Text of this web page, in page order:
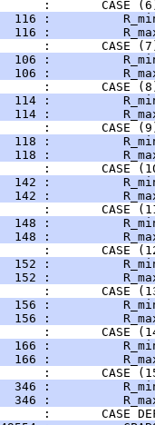
:       CASE
116 :
116 :
:       CASE
106 :
106 :
:       CASE
114 :
114 :
:       CASE
118 :
118 :
:       CASE
142 :
142 :
:       CASE
148 :
148 :
:       CASE
152 :
152 :
:       CASE
156 :
156 :
:       CASE
166 :
166 :
:       CASE
346 :
346 :
:       CASE